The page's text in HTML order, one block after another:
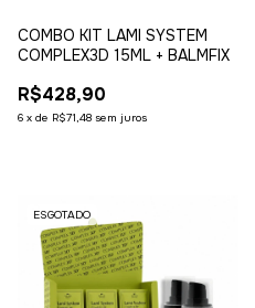
COMBO KIT LAMI SYSTEM
COMPLEX3D 15ML + BALMFIX
R$428,90
6 x de R$71,48 sem juros
ESGOTADO